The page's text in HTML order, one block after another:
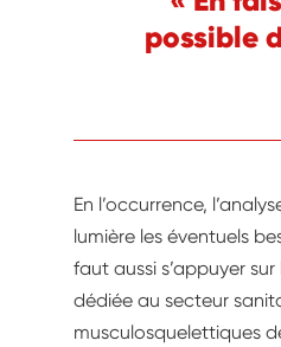
possible
En l’occurrence,
lumière les éventuels
faut aussi s’appuyer
dédiée au secteur
musculosquelettiques